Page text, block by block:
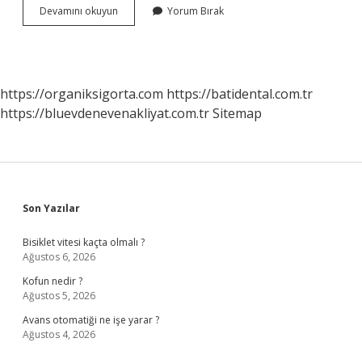
Devamını okuyun
Otu
Yorum Bırak
https://organiksigorta.com https://batidental.com.tr
https://bluevdenevenakliyat.com.trSitemap
Sidebar
Son Yazılar
Bisiklet vitesi kaçta olmalı ?
Ağustos 6, 2026
Kofun nedir ?
Ağustos 5, 2026
Avans otomatiği ne işe yarar ?
Ağustos 4, 2026